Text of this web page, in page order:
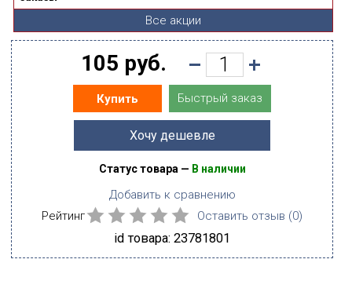
Все акции
105 руб.
Купить Быстрый заказ
Хочу дешевле
Статус товара — В наличии
Добавить к сравнению
Рейтинг
Оставить отзыв (0)
id товара: 23781801